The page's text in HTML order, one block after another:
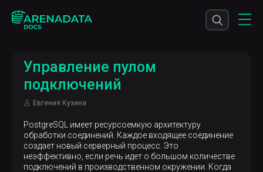
Управление пулом
подключений
Евгения Кузина
PostgreSQL имеет ресурсоемкую архитектуру
обработки соединений. Каждое входящее соединение
создает новый серверный процесс. Это
неэффективно, если речь идет о большом количестве
подключений в производственном окружении. Когда